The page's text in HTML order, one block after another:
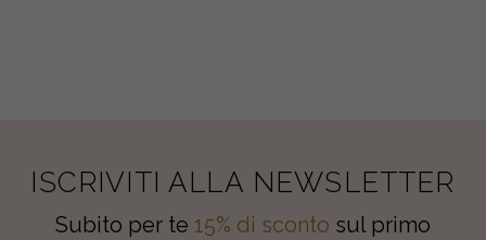
ISCRIVITI ALLA NEWSLETTER
Subito per te 15% di sconto sul primo